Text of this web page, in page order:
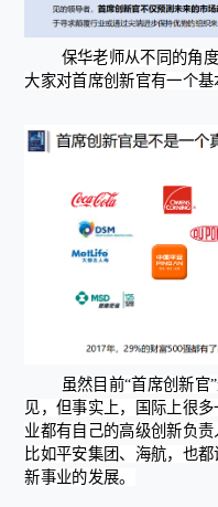
保华老师从不同的角
大家对首席创新官有一个基
虽然目前“首席创新
见，但事实上，国际上很
业都有自己的高级创新负
比如平安集团、海航，也
新事业的发展。